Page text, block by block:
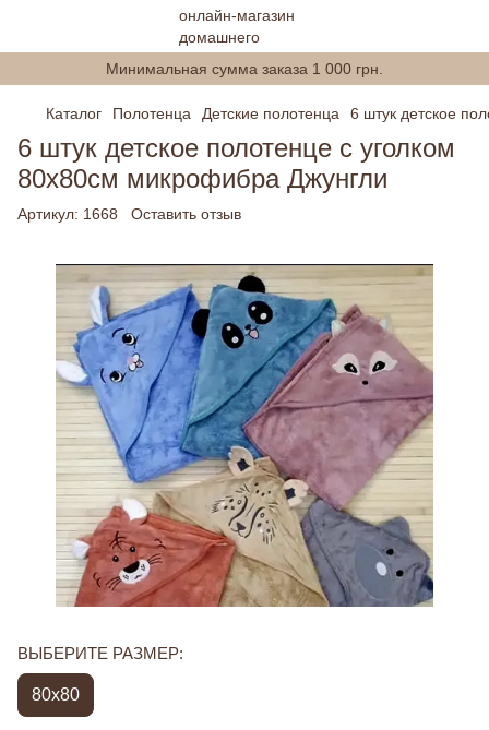
Минимальная сумма заказа 1 000 грн.
Каталог Полотенца Детские полотенца 6 штук детское
6 штук детское полотенце с уголком
80х80см микрофибра Джунгли
Артикул: 1668 Оставить отзыв
ВЫБЕРИТЕ РАЗМЕР:
80х80